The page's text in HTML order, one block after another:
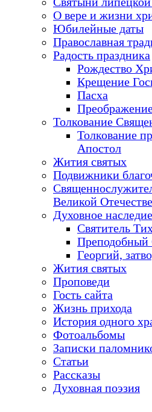
О вере и жизни
Юбилейные даты
Православная
Радость праздника
Рождество
Крещение
Пасха
Толкование
Толкование
Апостол
Жития святых
Подвижники
Великой
Духовное
Святитель
Георгий,
Жития святых
Проповеди
Гость сайта
Жизнь прихода
История одного
Фотоальбомы
Записки
Статьи
Рассказы
Духовная поэзия